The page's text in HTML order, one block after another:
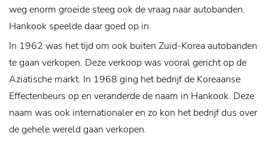
weg enorm groeide steeg ook de vraag naar autobanden.
Hankook speelde daar goed op in.
In 1962 was het tijd om ook buiten Zuid-Korea autobanden
te gaan verkopen. Deze verkoop was vooral gericht op de
Aziatische markt. In 1968 ging het bedrijf de Koreaanse
Effectenbeurs op en veranderde de naam in Hankook. Deze
naam was ook internationaler en zo kon het bedrijf dus over
de gehele wereld gaan verkopen.